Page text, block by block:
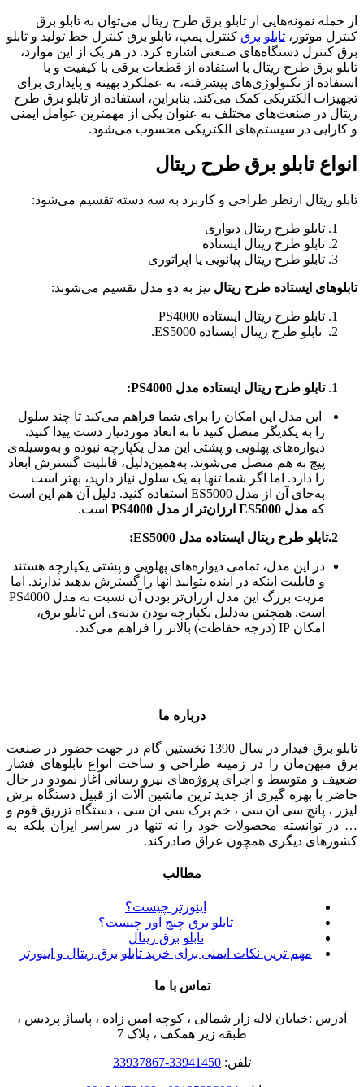
از جمله نمونه‌هایی از تابلو برق طرح ریتال می‌توان به تابلو برق
کنترل موتور، تابلو برق کنترل پمپ، تابلو برق کنترل خط تولید و تابلو
برق کنترل دستگاه‌های صنعتی اشاره کرد. در هر یک از این موارد،
تابلو برق طرح ریتال با استفاده از قطعات برقی با کیفیت و با
استفاده از تکنولوژی‌های پیشرفته، به عملکرد بهینه و پایداری برای
تجهیزات الکتریکی کمک می‌کند. بنابراین، استفاده از تابلو برق طرح
ریتال در صنعت‌های مختلف به عنوان یکی از مهمترین عوامل ایمنی
و کارایی در سیستم‌های الکتریکی محسوب می‌شود.
انواع تابلو برق طرح ریتال
تابلو ریتال ازنظر طراحی و کاربرد به سه دسته تقسیم می‌شود:
تابلو طرح ریتال دیواری
تابلو طرح ریتال ایستاده
تابلو طرح ریتال پیانویی یا اپراتوری
تابلوهای ایستاده طرح ریتال نیز به دو مدل تقسیم می‌شوند:
تابلو طرح ریتال ایستاده PS4000
تابلو طرح ریتال ایستاده ES5000.
تابلو طرح ریتال ایستاده مدل PS4000
:
این مدل این امکان را برای شما فراهم می‌کند تا چند سلول
را به یکدیگر متصل کنید تا به ابعاد موردنیاز دست پیدا کنید.
دیواره‌های پهلویی و پشتی این مدل یکپارچه نبوده و به‌وسیله‌ی
پیچ به هم متصل می‌شوند. به‌همین‌دلیل، قابلیت گسترش ابعاد
را دارد. اما اگر شما تنها به یک سلول نیاز دارید، بهتر است
به‌جای آن از مدل ES5000 استفاده کنید. دلیل آن هم این است
که مدل ES5000 ارزان‌تر از مدل PS4000 است.
ES5000
:
در این مدل، تمامی دیواره‌های پهلویی و پشتی یکپارچه هستند
و قابلیت اینکه در آینده بتوانید آنها را گسترش بدهید ندارند. اما
مزیت بزرگ این مدل ارزان‌تر بودن آن نسبت به مدل PS4000
است. همچنین به‌دلیل یکپارچه بودن بدنه‌ی این تابلو برق،
امکان IP (درجه حفاظت) بالاتر را فراهم می‌کند.
درباره ما
تابلو برق فیدار در سال 1390 نخستین گام در جهت حضور در صنعت
برق میهن‌مان را در زمينه طراحي و ساخت انواع تابلوهای فشار
ضعيف و متوسط و اجرای پروژه‌های نيرو رسانی آغاز نمودو در حال
حاضر با بهره گیری از جدید ترین ماشین آلات از قبیل دستگاه برش
لیزر ، پانچ سی ان سی ، خم برک سی ان سی ، دستگاه تزریق فوم و
… در توانسته محصولات خود را نه تنها در سراسر ایران بلکه به
کشورهای دیگری همچون عراق صادرکند.
مطالب
اینورتر چیست؟
تابلو برق چنج آور چیست؟
تابلو برق ریتال
مهم ترین نکات ایمنی برای خرید تابلو برق ریتال و اینورتر
تماس با ما
آدرس :خیابان لاله زار شمالی ، کوچه امین زاده ، پاساژ پردیس ،
طبقه زیر همکف ، پلاک 7
تلفن: 33941450-33937867